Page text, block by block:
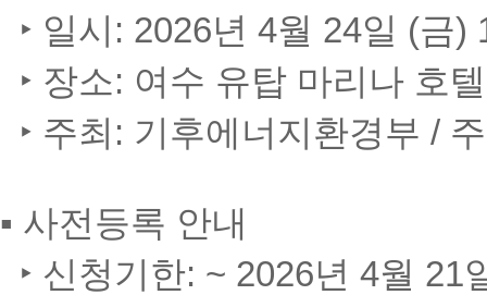
‣ 일시: 2026년 4월 24일 (금)
‣ 장소: 여수 유탑 마리나 호
‣ 주최: 기후에너지환경부 /
▪ 사전등록 안내
‣ 신청기한: ~ 2026년 4월 21